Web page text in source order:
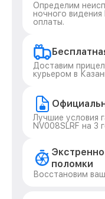
Определим
ночного видения
оплаты.
Доставим
курьером в
Лучшие условия
NV008SLRF на 3
поломки
Восстановим